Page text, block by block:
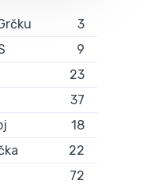
3
9
23
37
18
22
72